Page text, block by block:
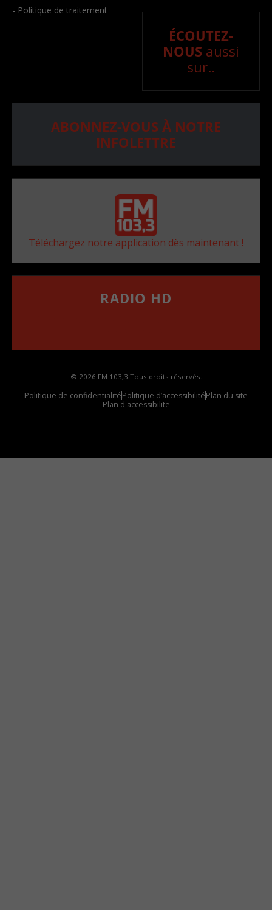
- Politique de traitement
ÉCOUTEZ-
NOUS aussi
sur..
ABONNEZ-VOUS À NOTRE
INFOLETTRE
Téléchargez notre application dès maintenant !
RADIO HD
© 2026 FM 103,3 Tous droits réservés.
Politique de confidentialitéPolitique d’accessibilitéPlan du site
Plan d'accessibilite